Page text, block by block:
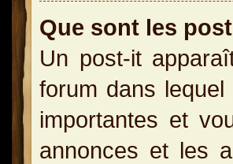
Que sont les
Un post-it
forum dans
importantes et
annonces et les